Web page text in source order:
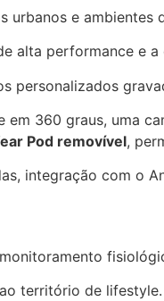
urbanos e ambientes
alta performance e
personalizados
360 graus, uma
Pod removível,
integração com o
território de lifestyle.